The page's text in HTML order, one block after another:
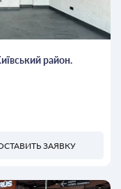
район.
ЗАЯВКУ